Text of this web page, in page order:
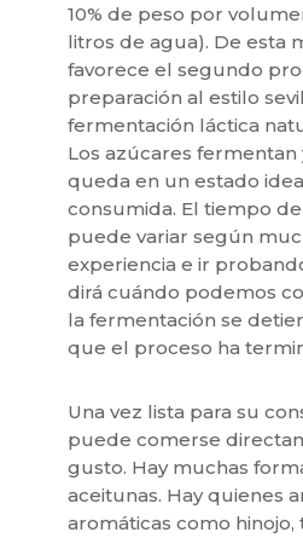
10% de peso por
litros de agua). De esta
favorece el segundo
preparación al estilo
fermentación láctica
Los azúcares fermentan
queda en un estado
consumida. El tiempo
puede variar según
experiencia e ir
dirá cuándo podemos
la fermentación se
que el proceso ha
Una vez lista para su
puede comerse
gusto. Hay muchas
aceitunas. Hay quienes
aromáticas como